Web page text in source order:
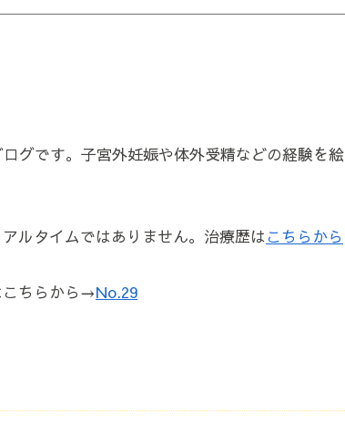
グです。子宮外妊娠や体外受精などの経験を絵
ルタイムではありません。治療歴はこちらから
こちらから→No.29